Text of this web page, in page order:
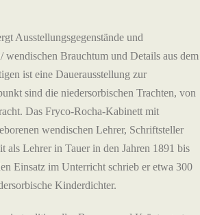
Ausstellungsgegenstände und
Brauchtum und Details aus dem
ist eine Dauerausstellung zur
sind die niedersorbischen Trachten, von
Das Fryco-Rocha-Kabinett mit
wendischen Lehrer, Schriftsteller
Lehrer in Tauer in den Jahren 1891 bis
Einsatz im Unterricht schrieb er etwa 300
Kinderdichter.